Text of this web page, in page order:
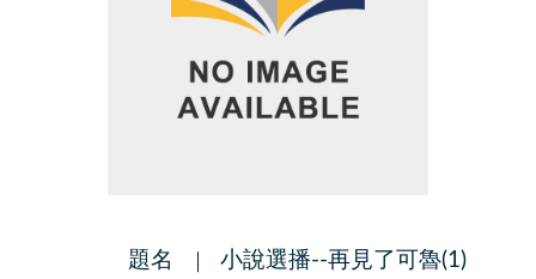
題名 小說選播--再見了可魯(1)